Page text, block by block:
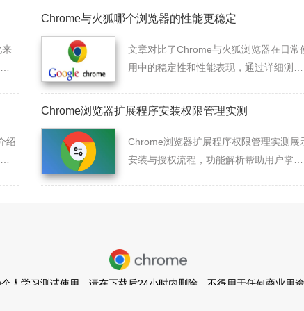
来
Chrome与火狐哪个浏览器的性能更稳定
文章对比了Chrome与火狐浏览器在日常
用中的稳定性和性能表现，通过详细测试
况，为用户提供真实评测。
绍
Chrome浏览器扩展程序安装权限管理实测
Chrome浏览器扩展程序权限管理实测展
安装与授权流程，功能解析帮助用户掌握
人学习测试使用，请在下载后24小时内删除，不得用于任何商业用途